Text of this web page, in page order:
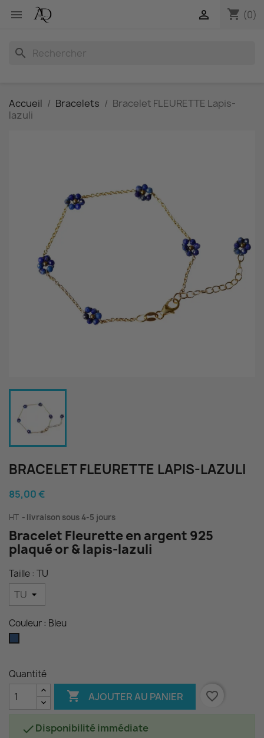
 shopping_cart (0)

search
Accueil Bracelets
Bracelet FLEURETTE Lapis-
lazuli
BRACELET FLEURETTE LAPIS-LAZULI
85,00 €
HT livraison sous 4-5 jours
Bracelet Fleurette en argent 925
plaqué or & lapis-lazuli
Taille : TU
Couleur : Bleu
Quantité
 AJOUTER AU PANIER favorite_border
Disponibilité immédiate